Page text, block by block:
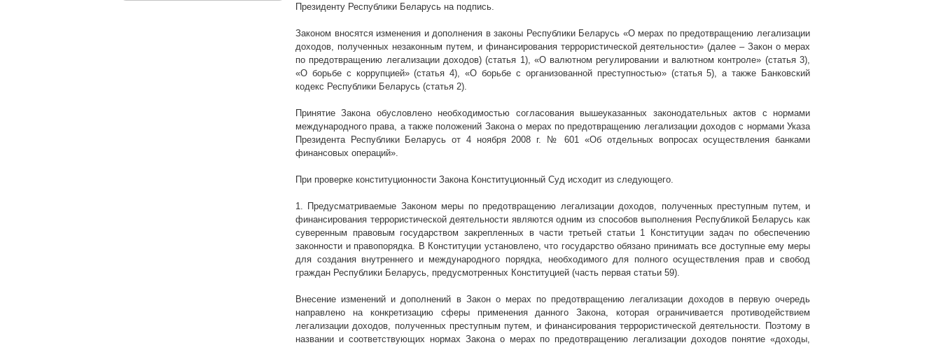
Президенту Республики Беларусь на подпись.
Законом вносятся изменения и дополнения в законы Республики Беларусь «О мерах по предотвращению легализации
доходов, полученных незаконным путем, и финансирования террористической деятельности» (далее – Закон о мерах
по предотвращению легализации доходов) (статья 1), «О валютном регулировании и валютном контроле» (статья 3),
«О борьбе с коррупцией» (статья 4), «О борьбе с организованной преступностью» (статья 5), а также Банковский
кодекс Республики Беларусь (статья 2).
Принятие Закона обусловлено необходимостью согласования вышеуказанных законодательных актов с нормами
международного права, а также положений Закона о мерах по предотвращению легализации доходов с нормами Указа
Президента Республики Беларусь от 4 ноября 2008 г. № 601 «Об отдельных вопросах осуществления банками
финансовых операций».
При проверке конституционности Закона Конституционный Суд исходит из следующего.
1. Предусматриваемые Законом меры по предотвращению легализации доходов, полученных преступным путем, и
финансирования террористической деятельности являются одним из способов выполнения Республикой Беларусь как
суверенным правовым государством закрепленных в части третьей статьи 1 Конституции задач по обеспечению
законности и правопорядка. В Конституции установлено, что государство обязано принимать все доступные ему меры
для создания внутреннего и международного порядка, необходимого для полного осуществления прав и свобод
граждан Республики Беларусь, предусмотренных Конституцией (часть первая статьи 59).
Внесение изменений и дополнений в Закон о мерах по предотвращению легализации доходов в первую очередь
направлено на конкретизацию сферы применения данного Закона, которая ограничивается противодействием
легализации доходов, полученных преступным путем, и финансирования террористической деятельности. Поэтому в
названии и соответствующих нормах Закона о мерах по предотвращению легализации доходов понятие «доходы,